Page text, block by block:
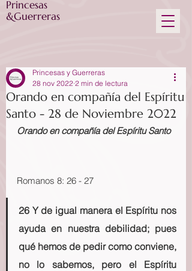
Princesas
&Guerreras
Orando en compañía del Espíritu
Santo - 28 de Noviembre 2022
Princesas y Guerreras
28 nov 2022 2 min de lectura
Orando en compañía del Espíritu Santo
Romanos 8: 26 - 27
26 Y de igual manera el Espíritu nos
ayuda en nuestra debilidad; pues
qué hemos de pedir como conviene,
no lo sabemos, pero el Espíritu